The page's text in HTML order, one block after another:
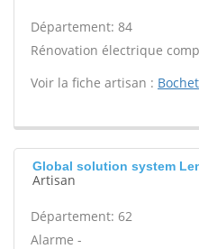
Département: 84
Rénovation électrique
Voir la fiche artisan :
Global solution system
Artisan
Département: 62
Alarme -